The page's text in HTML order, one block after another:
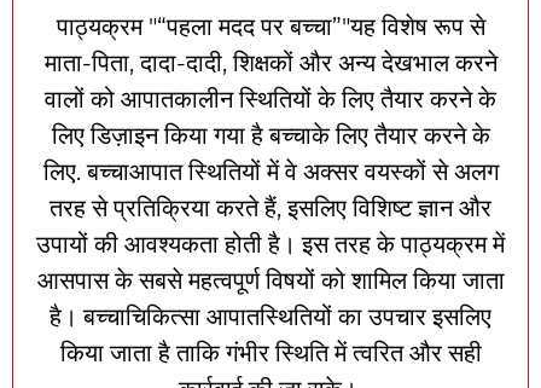
पाठ्यक्रम "“पहला मदद पर बच्चा”"यह विशेष रूप से
माता-पिता, दादा-दादी, शिक्षकों और अन्य देखभाल करने
वालों को आपातकालीन स्थितियों के लिए तैयार करने के
लिए डिज़ाइन किया गया हैबच्चाके लिए तैयार करने के
लिए.बच्चाआपात स्थितियों में वे अक्सर वयस्कों से अलग
तरह से प्रतिक्रिया करते हैं, इसलिए विशिष्ट ज्ञान और
उपायों की आवश्यकता होती है। इस तरह के पाठ्यक्रम में
आसपास के सबसे महत्वपूर्ण विषयों को शामिल किया जाता
है।बच्चाचिकित्सा आपातस्थितियों का उपचार इसलिए
किया जाता है ताकि गंभीर स्थिति में त्वरित और सही